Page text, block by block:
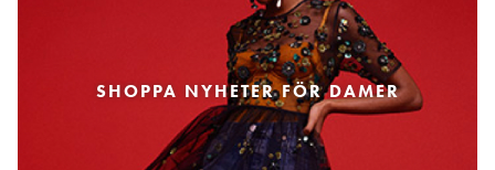
SHOPPA NYHETER FÖR DAMER